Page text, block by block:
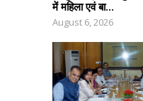
में महिला एवं बा...
August 6, 2026